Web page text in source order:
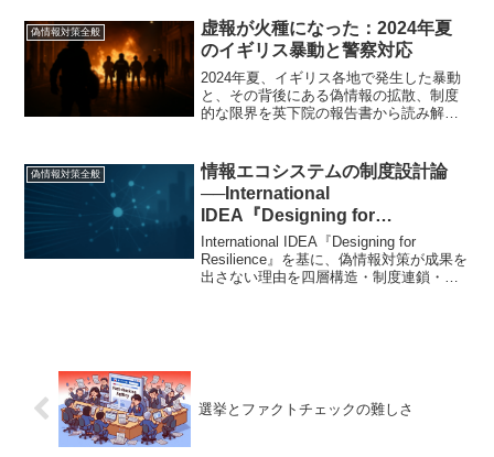
偽情報対策全般
虚報が火種になった：2024年夏
のイギリス暴動と警察対応
2024年夏、イギリス各地で発生した暴動
と、その背後にある偽情報の拡散、制度
的な限界を英下院の報告書から読み解
偽情報対策全般
情報エコシステムの制度設計論
──International
IDEA『Designing for
Resilience』が描く構造的レジリ
エンス
International IDEA『Designing for
Resilience』を基に、偽情報対策が成果を
出さない理由を四層構造・制度連鎖・レ
選挙とファクトチェックの難しさ